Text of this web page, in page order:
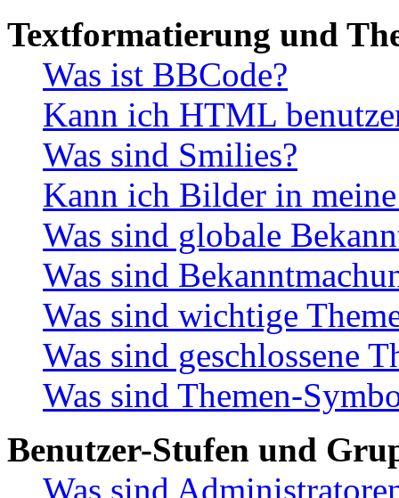
Textformatierung und
Was ist BBCode?
Kann ich HTML
Was sind Smilies?
Kann ich Bilder in
Was sind globale
Was sind
Was sind wichtige
Was sind geschlossene
Was sind Themen-
Benutzer-Stufen und
Was sind